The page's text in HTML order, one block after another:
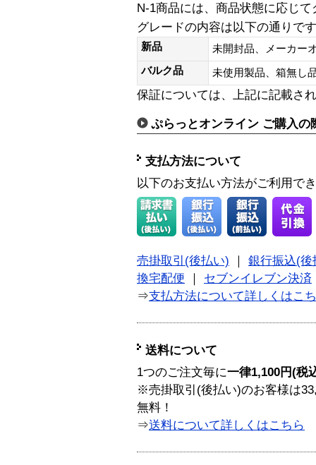
N-1商品には、商品状態に応じ
グレードの内容は以下の通りで
新品
未開封品、メーカー
バルク品
未使用製品、箱無
保証については、上記に記載さ
ぷらっとオンライン ご購入の
支払方法について
以下のお支払い方法がご利用で
売掛取引(後払い)
銀行振込(後
換宅配便
セブンイレブン決済
⇒支払方法について詳しくはこ
送料について
1つのご注文毎に一律1,100円(税
※売掛取引(後払い)のお客様は
無料！
⇒送料について詳しくはこちら